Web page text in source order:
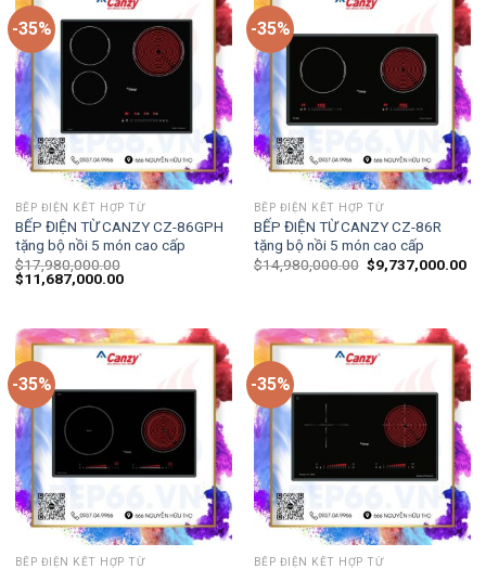
-35%
BẾP ĐIỆN KẾT HỢP TỪ
BẾP ĐIỆN TỪ CANZY CZ-86GPH
tặng bộ nồi 5 món cao cấp
$17,980,000.00
$11,687,000.00
-35%
BẾP ĐIỆN KẾT HỢP TỪ
BẾP ĐIỆN TỪ CANZY CZ-86R
tặng bộ nồi 5 món cao cấp
$14,980,000.00 $9,737,000.00
-35%
BẾP ĐIỆN KẾT HỢP TỪ
-35%
BẾP ĐIỆN KẾT HỢP TỪ